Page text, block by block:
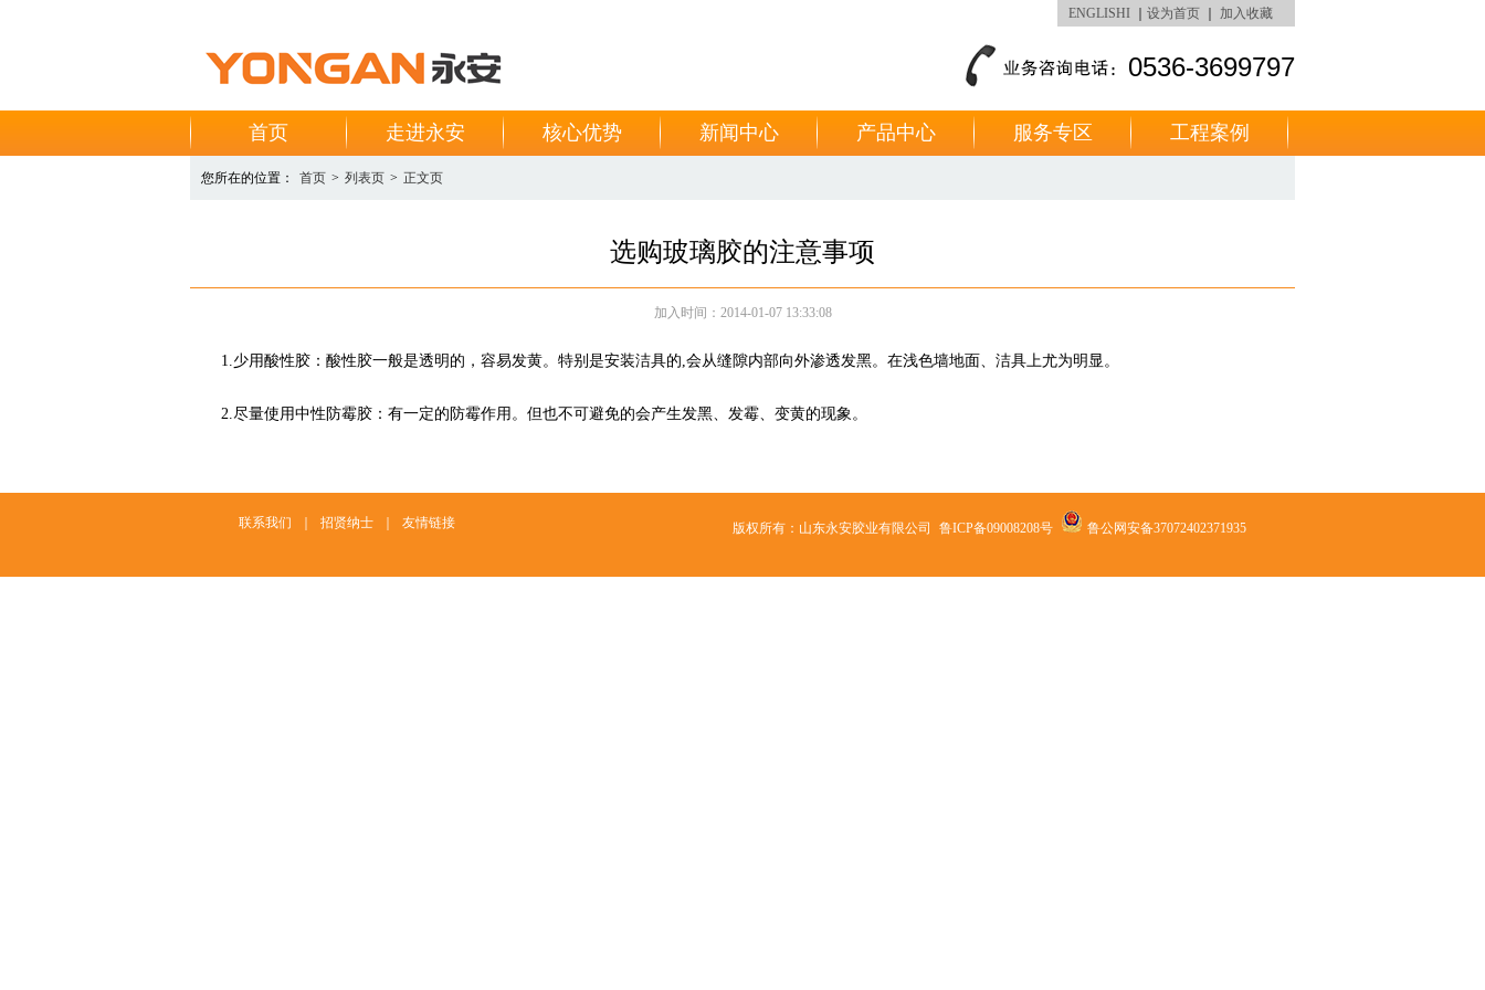
ENGLISHI 设为首页 加入收藏
0536-3699797
首页 走进永安 核心优势 新闻中心 产品中心 服务专区 工程案例
您所在的位置： 首页 > 列表页 > 正文页
选购玻璃胶的注意事项
加入时间：2014-01-07 13:33:08
1.少用酸性胶：酸性胶一般是透明的，容易发黄。特别是安装洁具的,会从缝隙内部向外渗透发黑。在浅色墙地面、洁具上尤为明显。
2.尽量使用中性防霉胶：有一定的防霉作用。但也不可避免的会产生发黑、发霉、变黄的现象。
版权所有：山东永安胶业有限公司 鲁ICP备09008208号 鲁公网安备37072402371935
联系我们 招贤纳士 友情链接